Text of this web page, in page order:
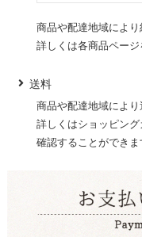
商品や配達地域により
詳しくは各商品ページ
送料
商品や配達地域により
詳しくはショッピン
確認することができま